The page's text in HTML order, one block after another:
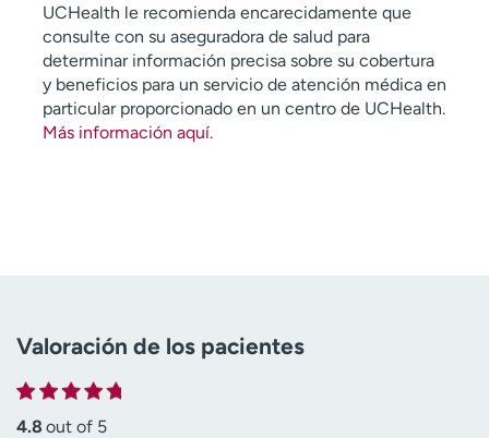
UCHealth le recomienda encarecidamente que
consulte con su aseguradora de salud para
determinar información precisa sobre su cobertura
y beneficios para un servicio de atención médica en
particular proporcionado en un centro de UCHealth.
Más información aquí.
Valoración de los pacientes
4.8 out of 5